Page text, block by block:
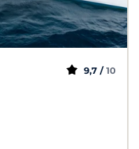
9,7 / 10